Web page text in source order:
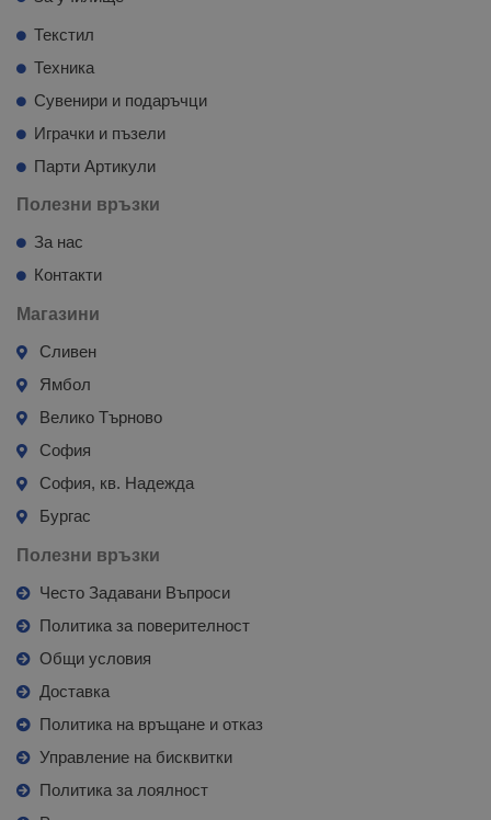
Текстил
Техника
Сувенири и подаръчци
Играчки и пъзели
Парти Артикули
Полезни връзки
За нас
Контакти
Магазини
Сливен
Ямбол
Велико Търново
София
София, кв. Надежда
Бургас
Полезни връзки
Често Задавани Въпроси
Политика за поверителност
Общи условия
Доставка
Политика на връщане и отказ
Управление на бисквитки
Политика за лоялност